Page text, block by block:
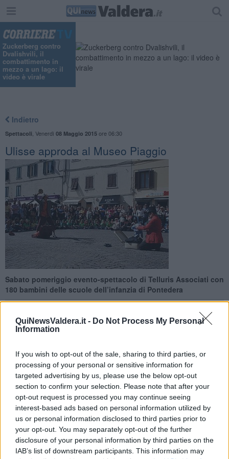
QuiNewsValdera.it - Do Not Process My Personal
Information
If you wish to opt-out of the sale, sharing to third parties, or
processing of your personal or sensitive information for
targeted advertising by us, please use the below opt-out
section to confirm your selection. Please note that after your
opt-out request is processed you may continue seeing
interest-based ads based on personal information utilized by
us or personal information disclosed to third parties prior to
your opt-out. You may separately opt-out of the further
disclosure of your personal information by third parties on the
IAB’s list of downstream participants. This information may
Zuckerberg contro
Dvalishvili, il
combattimento in
mezzo a un lago: il
video è virale
Indietro
Spettacoli Venerdì 08 Maggio 2015ore 06:30
Ulisse approda al Museo Piaggio
Sabato pomeriggio evento-spettacolo di Telluris Associati con
180 bambini delle scuole dell’infanzia di Pontedera
PONTEDERA —Piccoli alle prese con le fiabe, anzi, con i miti. In
particolare quello di Odisseo che nel pomeriggio disabato 9
maggioalle 16,30, nel piazzale del Museo Piaggio, la compagnia
Telluris Associatiproporrà in una creativa reinterpretazione a
circa180 bambini delle scuole d'infanziadi Pontedera che
hanno aderito al progetto Atelier della Fiaba.
Si tratta di una performance collettiva di teatro intitolataLa
briscola di Ulisse.